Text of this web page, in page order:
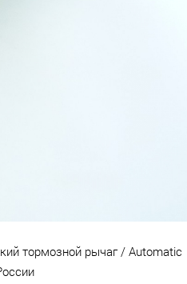
тормозной рычаг / Automatic